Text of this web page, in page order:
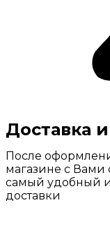
Доставка
После
магазине с
самый удобный
доставки